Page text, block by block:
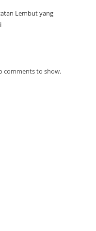
Lembut yang
comments to show.